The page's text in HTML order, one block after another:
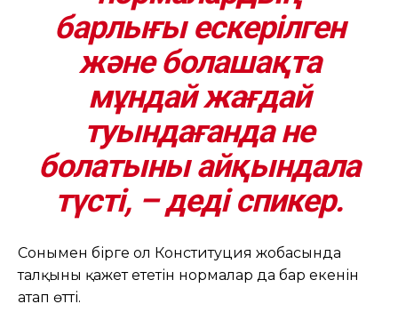
барлығы ескерілген
және болашақта
мұндай жағдай
туындағанда не
болатыны айқындала
түсті, – деді спикер.
Сонымен бірге ол Конституция жобасында
талқыны қажет ететін нормалар да бар екенін
атап өтті.